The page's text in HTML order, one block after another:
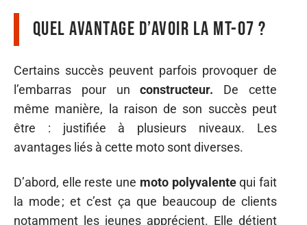
Quel avantage d’avoir la MT-07 ?
Certains succès peuvent parfois provoquer de
l’embarras pour unconstructeur. De cette
même manière, la raison de son succès peut
être : justifiée à plusieurs niveaux. Les
avantages liés à cette moto sont diverses.
D’abord, elle reste une moto polyvalentequi fait
la mode ; et c’est ça que beaucoup de clients
notamment les jeunes apprécient. Elle détient